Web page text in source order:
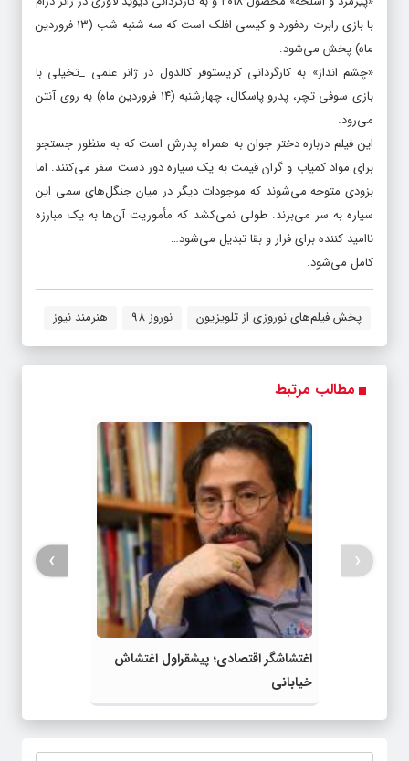
«پیرمرد و اسلحه» محصول ۲۰۱۸ و به کارگردانی دیوید لاوری در ژانر درام
ماه) پخش می‌شود.
«چشم انداز» به کارگردانی کریستوفر کالدول در ژانر علمی _تخیلی با
می‌رود.
این فیلم درباره دختر جوان به همراه پدرش است که به منظور جستجو
برای مواد کمیاب و گران قیمت به یک سیاره دور دست سفر می‌کنند. اما
بزودی متوجه می‌شوند که موجودات دیگر در میان جنگل‌های سمی این
سیاره به سر می‌برند. طولی نمی‌کشد که مأموریت آن‌ها به یک مبارزه
ناامید کننده برای فرار و بقا تبدیل می‌شود…
کامل می‌شود.
اغتشاشگر اقتصادی؛ پیشقراول اغتشاش
خیابانی
‹
›